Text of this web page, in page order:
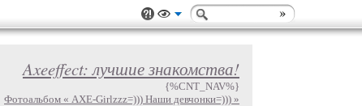
Axeeffect: лучшие знакомства!
{%CNT_NAV%}
Фотоальбом « AXE-Girlzzz=))) Наши девчонки=))) »